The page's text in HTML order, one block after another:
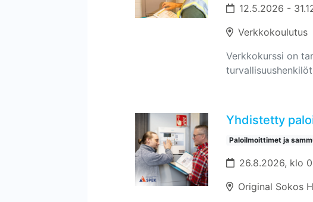
12.5.2026 -
Verkkokoulutus
Verkkokurssi on
Yhdistetty
Paloilmoittimet ja
26.8.2026, klo
Original Sokos